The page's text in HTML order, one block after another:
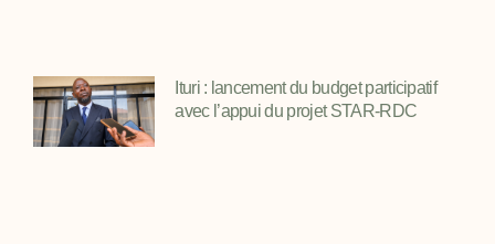
Ituri : lancement du budget participatif
avec l’appui du projet STAR-RDC